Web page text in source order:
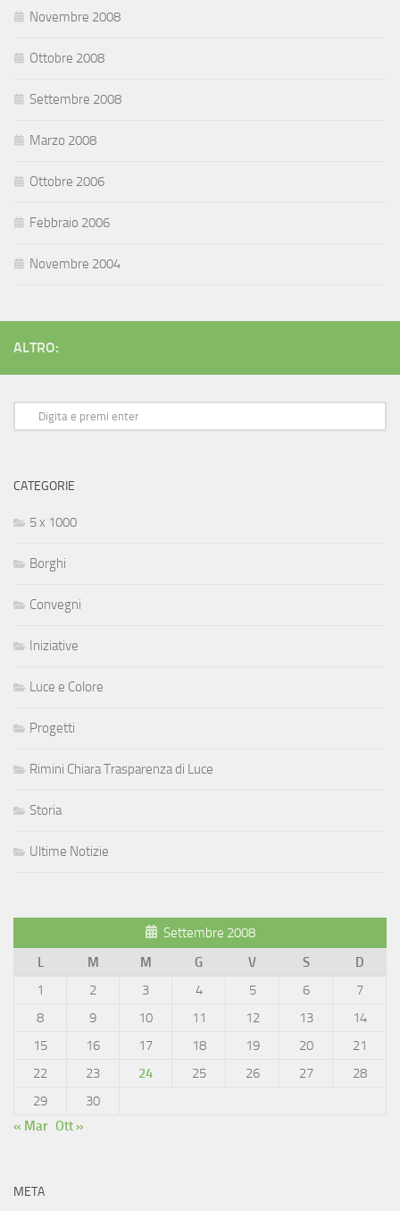
Novembre 2008
Ottobre 2008
Settembre 2008
Marzo 2008
Ottobre 2006
Febbraio 2006
Novembre 2004
ALTRO:
CATEGORIE
5 x 1000
Borghi
Convegni
Iniziative
Luce e Colore
Progetti
Rimini Chiara Trasparenza di Luce
Storia
Ultime Notizie
Settembre 2008
L
M M G V S
D
1
2 3 4 5 6
7
8
9 10 11 12 13
14
15
16 17 18 19 20
21
22
23 24 25 26 27
28
29
30
« Mar Ott »
META